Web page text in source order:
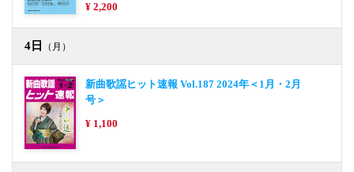
¥ 2,200
4日 （月）
新曲歌謡ヒット速報 Vol.187 2024年＜1月・2月
号＞
¥ 1,100